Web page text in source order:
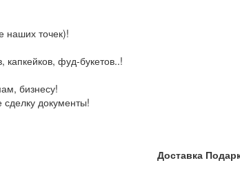
наших точек)!
фуд-букетов..!
бизнесу!
документы!
Доставка